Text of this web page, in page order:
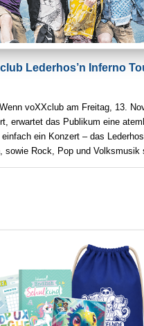
Lederhos’n Inferno
voXXclub am Freitag, 13.
erwartet das Publikum eine
ein Konzert – das
sowie Rock, Pop und Volksmusik